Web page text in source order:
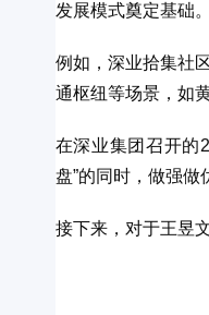
发展模式奠定基础。
例如，深业拾集社
通枢纽等场景，如
在深业集团召开的
盘”的同时，做强做
接下来，对于王昱